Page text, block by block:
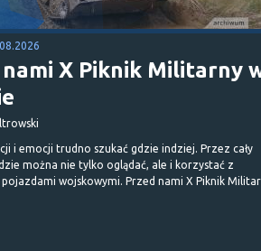
nami X Piknik Militarny
i emocji trudno szukać gdzie indziej. Przez cały
można nie tylko oglądać, ale i korzystać z
wojskowymi. Przed nami X Piknik